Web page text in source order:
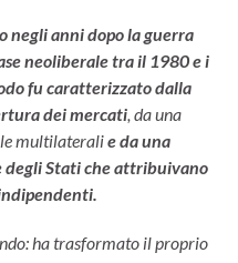
negli anni dopo la guerra
neoliberale tra il 1980 e i
fu caratterizzato dalla
dei mercati , da una
multilateralie da una
degli Stati che attribuivano
ha trasformato il proprio